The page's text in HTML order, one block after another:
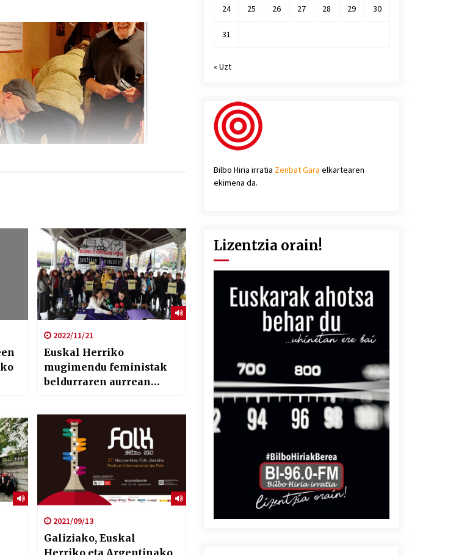
2022/11/21
Euskal Herriko
mugimendu feministak
beldurraren aurrean
aldarrikatuko du
2021/09/13
Galiziako, Euskal
24 25 26 27 28 29 30
31
« Uzt
Bilbo Hiria irratia Zenbat Gara elkartearen
ekimena da.
Lizentzia orain!